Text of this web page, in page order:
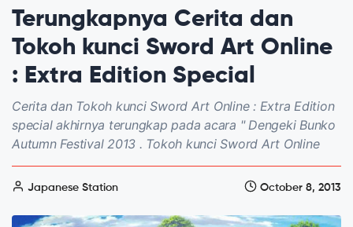
Terungkapnya Cerita dan
Tokoh kunci Sword Art Online
: Extra Edition Special
Cerita dan Tokoh kunci Sword Art Online : Extra Edition
special akhirnya terungkap pada acara " Dengeki Bunko
Autumn Festival 2013 . Tokoh kunci Sword Art Online
Japanese Station October 8, 2013